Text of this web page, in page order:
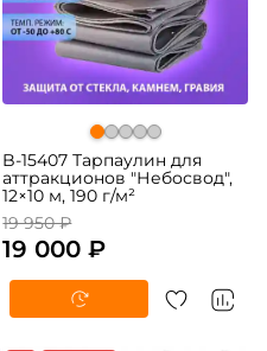
B-15407 Тарпаулин для
аттракционов "Небосвод",
12×10 м, 190 г/м²
19 950 ₽
19 000 ₽